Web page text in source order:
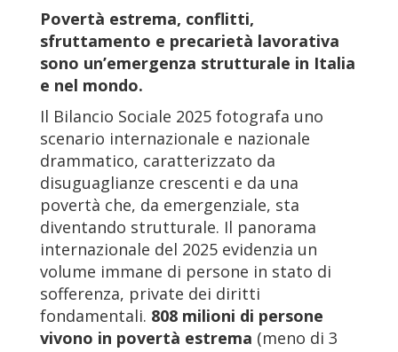
Povertà estrema, conflitti,
sfruttamento e precarietà lavorativa
sono un’emergenza strutturale in Italia
e nel mondo.
Il Bilancio Sociale 2025 fotografa uno
scenario internazionale e nazionale
drammatico, caratterizzato da
disuguaglianze crescenti e da una
povertà che, da emergenziale, sta
diventando strutturale. Il panorama
internazionale del 2025 evidenzia un
volume immane di persone in stato di
sofferenza, private dei diritti
fondamentali. 808 milioni di persone
vivono in povertà estrema (meno di 3